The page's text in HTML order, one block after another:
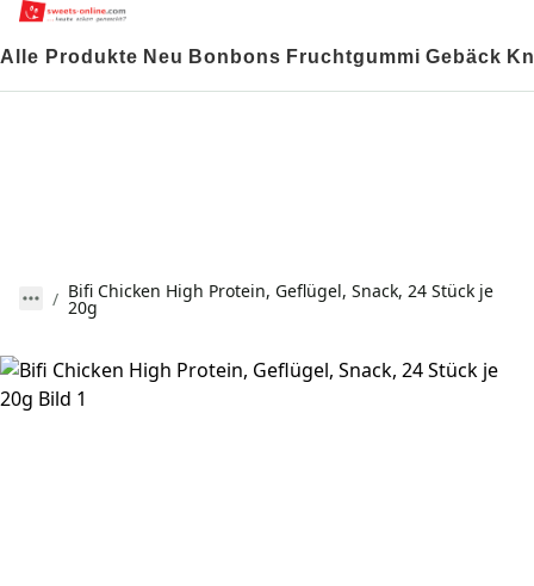
Alle Produkte Neu Bonbons Fruchtgummi Gebäck
Bifi Chicken High Protein, Geflügel, Snack, 24 Stück je
20g